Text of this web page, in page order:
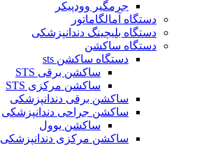
جرمگير وودپيكر
دستگاه آمالگاماتور
دستگاه بلیچینگ دندانپزشکی
دستگاه ساکشن
دستگاه ساکشن sts
ساکشن برقی STS
ساکشن مرکزی STS
ساکشن برقی دندانپزشکی
ساکشن جراحی دندانپزشکی
ساکشن یوول
ساکشن مرکزی دندانپزشکی